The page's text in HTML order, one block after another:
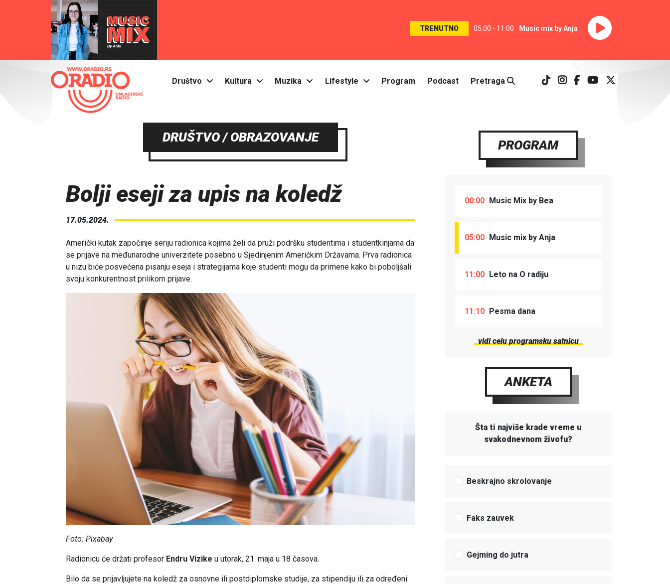
TRENUTNO 05:00 - 11:00 Music mix by Anja
Društvo Kultura Muzika Lifestyle Program Podcast Pretraga
DRUŠTVO / OBRAZOVANJE
Bolji eseji za upis na koledž
17.05.2024.
Američki kutak započinje seriju radionica kojima želi da pruži podršku studentima i studentkinjama da
se prijave na međunarodne univerzitete posebno u Sjedinjenim Američkim Državama. Prva radionica
u nizu biće posvećena pisanju eseja i strategijama koje studenti mogu da primene kako bi poboljšali
svoju konkurentnost prilikom prijave.
Foto: Pixabay
Radionicu će držati profesor Endru Vizike u utorak, 21. maja u 18 časova.
Bilo da se prijavljujete na koledž za osnovne ili postdiplomske studije, za stipendiju ili za određeni
PROGRAM
00:00 Music Mix by Bea
05:00 Music mix by Anja
11:00 Leto na O radiju
11:10 Pesma dana
vidi celu programsku satnicu
ANKETA
Šta ti najviše krade vreme u
svakodnevnom živofu?
Beskrajno skrolovanje
Faks zauvek
Gejming do jutra